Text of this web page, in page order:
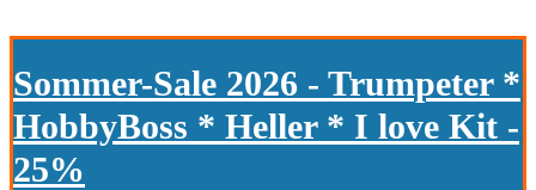
Sommer-Sale 2026 - Trumpeter *
HobbyBoss * Heller * I love Kit -
25%